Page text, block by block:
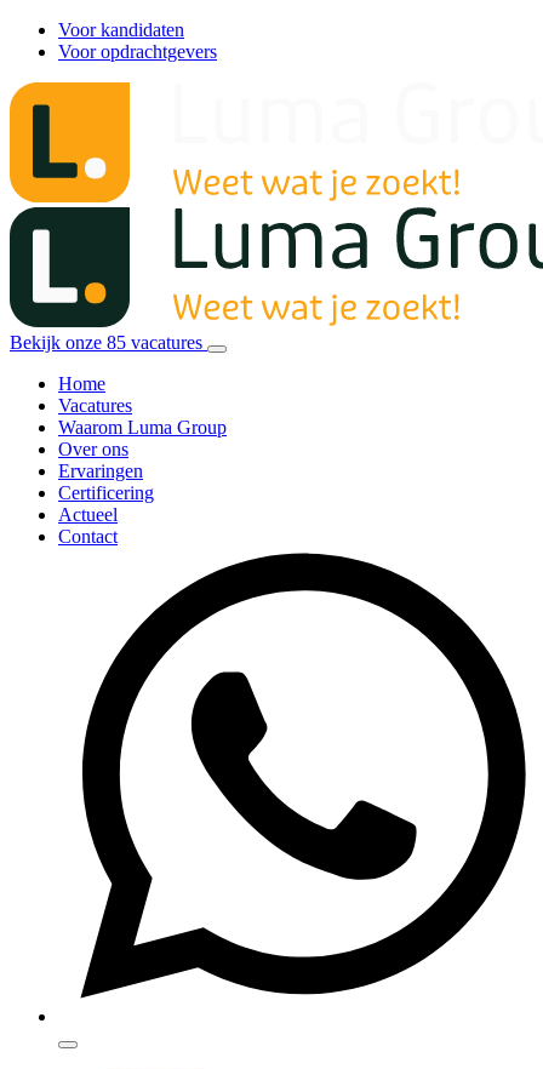
Voor kandidaten
Voor opdrachtgevers
Bekijk onze 85 vacatures
Home
Vacatures
Waarom Luma Group
Over ons
Ervaringen
Certificering
Actueel
Contact